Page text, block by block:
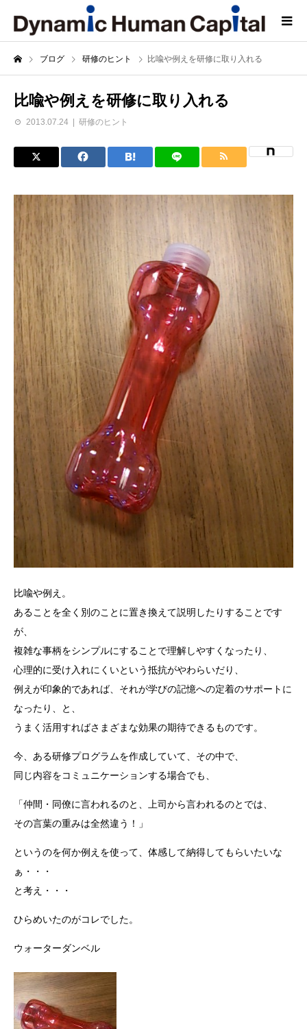
ブログ 研修のヒント 比喩や例えを研修に取り入れる
比喩や例えを研修に取り入れる
2013.07.24 研修のヒント
比喩や例え。
あることを全く別のことに置き換えて説明したりすることです
が、
複雑な事柄をシンプルにすることで理解しやすくなったり、
心理的に受け入れにくいという抵抗がやわらいだり、
例えが印象的であれば、それが学びの記憶への定着のサポートに
なったり、と、
うまく活用すればさまざまな効果の期待できるものです。
今、ある研修プログラムを作成していて、その中で、
同じ内容をコミュニケーションする場合でも、
「仲間・同僚に言われるのと、上司から言われるのとでは、
その言葉の重みは全然違う！」
というのを何か例えを使って、体感して納得してもらいたいな
ぁ・・・
と考え・・・
ひらめいたのがコレでした。
ウォーターダンベル